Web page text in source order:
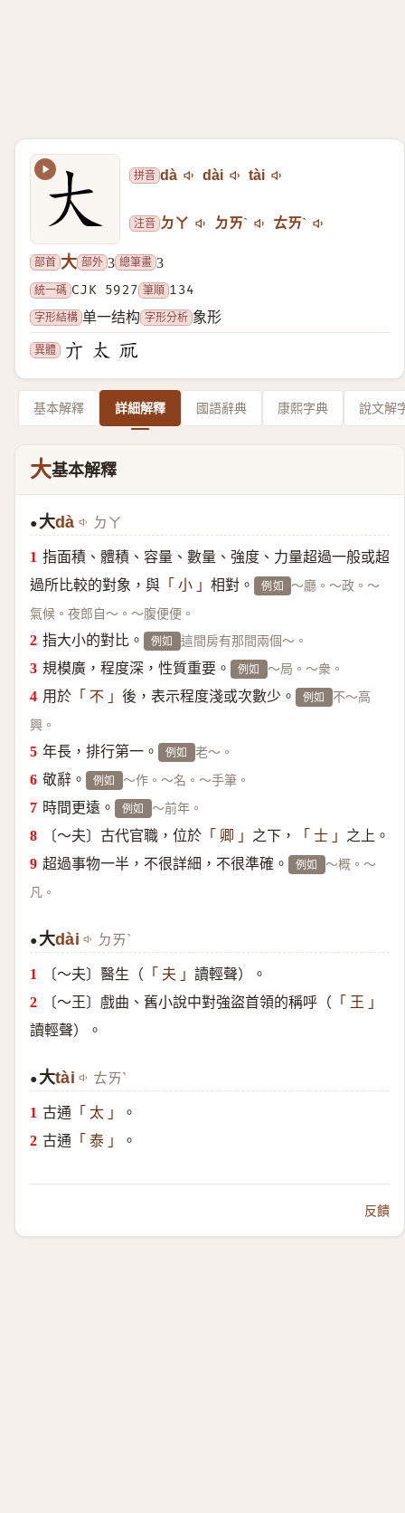
拼音 dà dài tài
注音 ㄉㄚ ㄉㄞˋ ㄊㄞˋ
部首 大 部外 3 總筆畫 3
統一碼 CJK 5927 筆順 134
字形結構 单一结构 字形分析 象形
異體
基本解釋 詳細解釋 國語辭典 康熙字典 說文解
大基本解釋
● 大dà ㄉㄚ
指面積、體積、容量、數量、強度、力量超過一般或超
過所比較的對象，與 「 小 」 相對。 例如 ～廳。～政。～
氣候。夜郎自～。～腹便便。
指大小的對比。 例如 這間房有那間兩個～。
規模廣，程度深，性質重要。 例如 ～局。～衆。
用於「 不 」 後，表示程度淺或次數少。 例如 不～高
興。
年長，排行第一。 例如 老～。
敬辭。 例如 ～作。～名。～手筆。
時間更遠。 例如 ～前年。
〔～夫〕古代官職，位於「 卿 」 之下， 「 士 」 之上。
超過事物一半，不很詳細，不很準確。
例如 ～概。～
凡。
● 大dài ㄉㄞˋ
〔～夫〕醫生（ 「 夫 」 讀輕聲）。
〔～王〕戲曲、舊小說中對強盜首領的稱呼（ 「 王 」
讀輕聲）。
● 大tài ㄊㄞˋ
古通 「 太 」
。
古通 「 泰 」 。
反饋